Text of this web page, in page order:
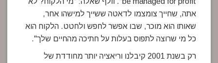
אתה, שחייך צומצמו לדאטה ששייך למישהו אחר,
שאותו הוא מוכר, שבו אפשר לחפש ולחטט. הלקוח הוא
כל מי שרוצה לתפוס בעלות על חתיכה מהחיים שלך".
רק בשנת 2001 קיבלנו וריאציה יותר מחודדת של